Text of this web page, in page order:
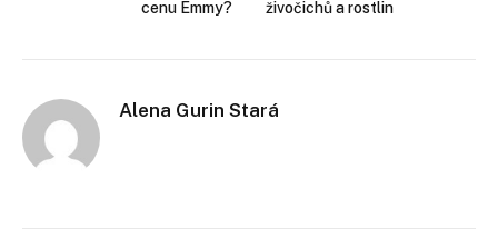
cenu Emmy?
živočichů a rostlin
Alena Gurin Stará